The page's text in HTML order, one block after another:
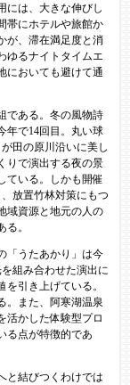
には、大きな伸びし
帯にホテルや旅館か
が、滞在満足度と消
ゆるナイトタイムエ
においても避けて通
である。冬の風物詩
年で14回目。丸い球
田の原川沿いに美し
りで演出する夜の景
ている。しかも開催
放置竹林対策にもつ
域資源と地元の人の
。
「うたあかり」は今
組み合わせた演出に
引き上げている。
。また、阿寒湖温泉
活かした体験型プロ
る点が特徴的であ
と結びつくわけでは